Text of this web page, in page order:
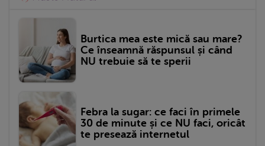
Burtica mea este mică sau mare?
Ce înseamnă răspunsul și când
NU trebuie să te sperii
Febra la sugar: ce faci în primele
30 de minute și ce NU faci, oricât
te presează internetul